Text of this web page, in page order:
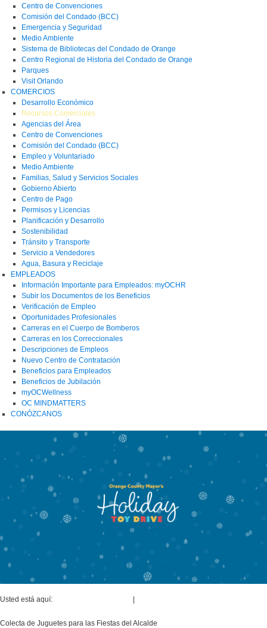
Centro de Convenciones
Comisión del Condado (BCC)
Emergencia y Seguridad
Medio Ambiente
Sistema de Bibliotecas del Condado de Orange
Centro Regional de Historia del Condado de Orange
Parques
Visit Orlando
COMERCIOS
Desarrollo Económico
Recursos Comerciales
Agencias del Área
Centro de Convenciones
Comisión del Condado (BCC)
Empleo y Voluntariado
Medio Ambiente
Familias, Salud y Servicios Sociales
Gobierno Abierto
Centro de Pago
Permisos y Licencias
Planificación y Desarrollo
Sostenibilidad
Tránsito y Transporte
Servicio a Vendedores
Agua, Basura y Reciclaje
EMPLEADOS
Información Importante para Empleados: myOCHR
Subir los Documentos de los Beneficios
Verificación de Empleo
Oportunidades Profesionales
Carreras en el Cuerpo de Bomberos
Carreras en los Correccionales
Descripciones de Empleos
Nuevo Centro de Contratación
Beneficios para Empleados
Beneficios de Jubilación
myOCWellness
OC MINDMATTERS
CONÓZCANOS
Usted está aquí: |
Colecta de Juguetes para las Fiestas del Alcalde